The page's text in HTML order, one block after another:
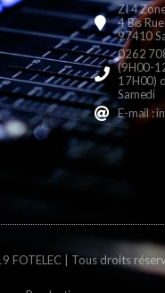
ZI 4
4 Bis
97410
0262
(9H00-
17H00)
Samedi
E-mail :
FOTELEC | Tous droits